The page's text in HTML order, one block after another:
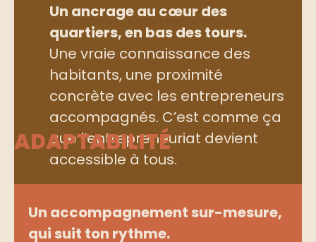
Un ancrage au cœur des
quartiers, en bas des tours.
Une vraie connaissance des
habitants, une proximité
concrète avec les entrepreneurs
accompagnés. C’est comme ça
que l’entrepreneuriat devient
accessible à tous.
ADAPTABILITÉ
Un accompagnement sur-mesure,
qui suit ton rythme.